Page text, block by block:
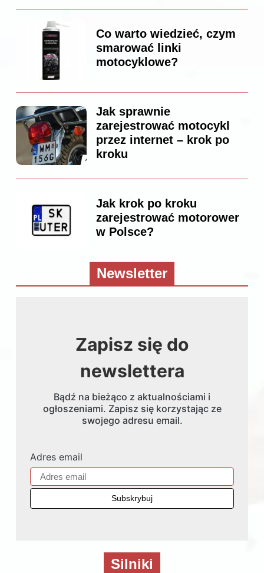
Co warto wiedzieć, czym
smarować linki
motocyklowe?
Jak sprawnie
zarejestrować motocykl
przez internet – krok po
kroku
Jak krok po kroku
zarejestrować motorower
w Polsce?
Newsletter
Zapisz się do
newslettera
Bądź na bieżąco z aktualnościami i
ogłoszeniami. Zapisz się korzystając ze
swojego adresu email.
Adres email
Silniki